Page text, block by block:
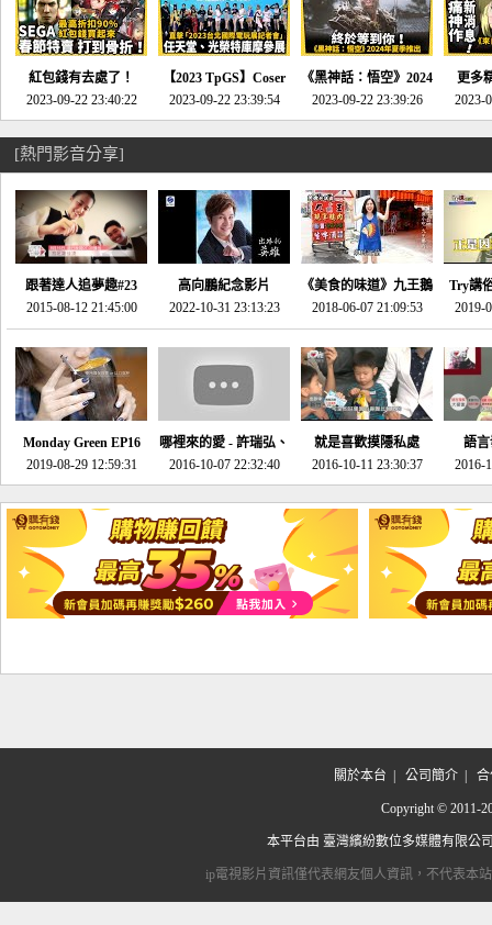
20230125
紅包錢有去處了！
SEGA春節特賣 超過85
款遊戲打到骨折-電玩
宅速配20230119
2023-09-22 23:40:22
【2023 TpGS】Coser
和Show Girl搶先看！
直擊展前記者會-電玩
2023-09-22 23:39:54
《黑神話：悟空》2024
年夏季推出！確定不會
延期齁？-電玩宅速配
2023-09-22 23:39:26
更多
《來
金鄉
2023-
[熱門影音分享]
跟著達人追夢趣#23
promo-我想開間咖啡
館(謝佳凌)
2015-08-12 21:45:00
高向鵬紀念影片
2022-10-31 23:13:23
《美食的味道》九王鵝
肉
2018-06-07 21:09:53
Try講
2019-
Monday Green EP16
超意外~環保原來可以
邊玩邊做！
2019-08-29 12:59:31
哪裡來的愛 - 許瑞弘、
李其芬
2016-10-07 22:32:40
就是喜歡摸隱私處
2016-10-11 23:30:37
語
2016-
關於本台 公司簡介| 合
Copyright © 2011-
本平台由 臺灣繽紛數位多媒體有限公
ip電視影片資訊僅代表網友個人資訊，不代表本